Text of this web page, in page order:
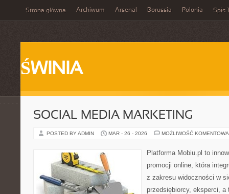
Strona główna Archiwum Arsenal Borussia Polonia Spis
ŚWINIA
SOCIAL MEDIA MARKETING
POSTED BY ADMIN MAR - 26 - 2026 MOŻLIWOŚĆ
Platforma Mobiu.pl to
promocji online, która
z zakresu widoczności w
przedsiębiorcy, eksperci,